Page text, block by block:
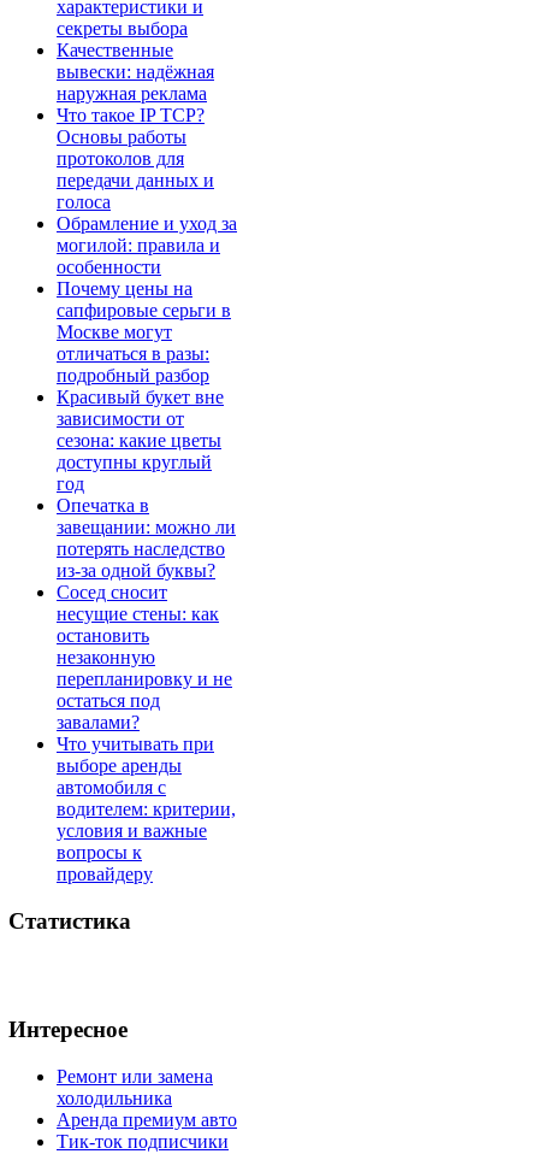
характеристики и
секреты выбора
Качественные
вывески: надёжная
наружная реклама
Что такое IP TCP?
Основы работы
протоколов для
передачи данных и
голоса
Обрамление и уход за
могилой: правила и
особенности
Почему цены на
сапфировые серьги в
Москве могут
отличаться в разы:
подробный разбор
Красивый букет вне
зависимости от
сезона: какие цветы
доступны круглый
год
Опечатка в
завещании: можно ли
потерять наследство
из-за одной буквы?
Сосед сносит
несущие стены: как
остановить
незаконную
перепланировку и не
остаться под
завалами?
Что учитывать при
выборе аренды
автомобиля с
водителем: критерии,
условия и важные
вопросы к
провайдеру
Статистика
Интересное
Ремонт или замена
холодильника
Аренда премиум авто
Тик-ток подписчики